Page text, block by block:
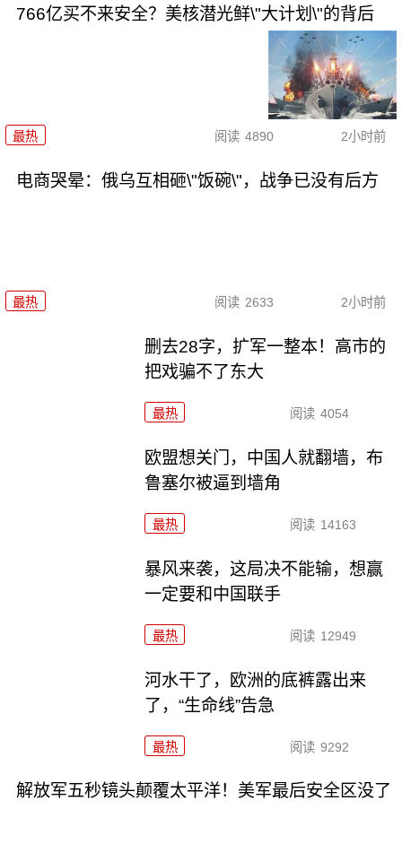
766亿买不来安全？美核潜光鲜\"大计划\"的背后
最热 阅读 4890 2小时前
电商哭晕：俄乌互相砸\"饭碗\"，战争已没有后方
最热 阅读 2633 2小时前
删去28字，扩军一整本！高市的
把戏骗不了东大
最热 阅读 4054
欧盟想关门，中国人就翻墙，布
鲁塞尔被逼到墙角
最热 阅读 14163
暴风来袭，这局决不能输，想赢
一定要和中国联手
最热 阅读 12949
河水干了，欧洲的底裤露出来
了，“生命线”告急
最热 阅读 9292
解放军五秒镜头颠覆太平洋！美军最后安全区没了